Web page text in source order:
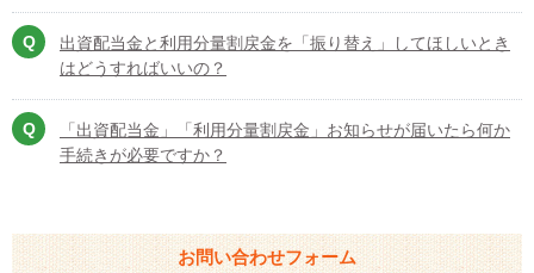
出資配当金と利用分量割戻金を「振り替え」してほしいとき
はどうすればいいの？
「出資配当金」「利用分量割戻金」お知らせが届いたら何か
手続きが必要ですか？
お問い合わせフォーム